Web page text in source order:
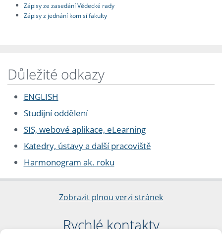
Zápisy ze zasedání Vědecké rady
Zápisy z jednání komisí fakulty
Důležité odkazy
ENGLISH
Studijní oddělení
SIS, webové aplikace, eLearning
Katedry, ústavy a další pracoviště
Harmonogram ak. roku
Zobrazit plnou verzi stránek
Rychlé kontakty